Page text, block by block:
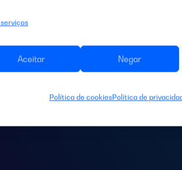
Aceitar Negar
Política de cookiesPolítica de
um
a sua